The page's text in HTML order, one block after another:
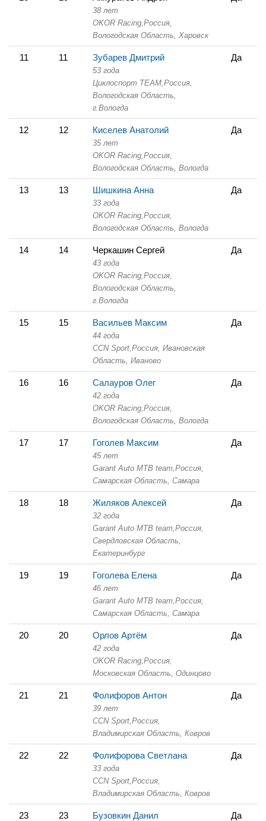
38 лет
OKOR Racing, Россия,
Вологодская Область,
Харовск
11 11 Зубарев Дмитрий
53 года
Циклоспорт TEAM, Россия,
Вологодская Область,
г.Вологда
Да
12 12 Киселев Анатолий
35 лет
OKOR Racing, Россия,
Вологодская Область, Вологда
Да
13 13 Шишкина Анна
33 года
OKOR Racing, Россия,
Вологодская Область, Вологда
Да
14 14 Черкашин Сергей
43 года
OKOR Racing, Россия,
Вологодская Область,
г.Вологда
Да
15 15 Васильев Максим
44 года
CCN Sport, Россия, Ивановская
Область, Иваново
Да
16 16 Салауров Олег
42 года
OKOR Racing, Россия,
Вологодская Область, Вологда
Да
17 17 Гоголев Максим
45 лет
Garant Auto MTB team, Россия,
Самарская Область, Самара
Да
18 18 Жиляков Алексей
32 года
Garant Auto MTB team, Россия,
Свердловская Область,
Екатеринбург
Да
19 19 Гоголева Елена
46 лет
Garant Auto MTB team, Россия,
Самарская Область, Самара
Да
20 20 Орлов Артём
42 года
OKOR Racing, Россия,
Московская Область, Одинцово
Да
21 21 Фолифоров Антон
39 лет
CCN Sport, Россия,
Владимирская Область, Ковров
Да
22 22 Фолифорова Светлана
33 года
CCN Sport, Россия,
Владимирская Область, Ковров
Да
23 23 Бузовкин Данил Да